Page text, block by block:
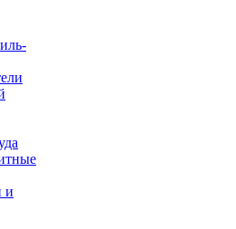
и